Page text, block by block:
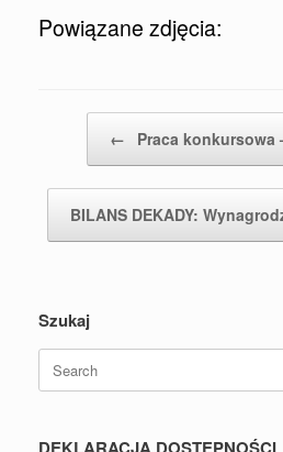
Powiązane zdjęcia:
← Praca konkursowa
BILANS DEKADY:
Szukaj
Search
for:
DEKLARACJA DOSTĘPNOŚCI